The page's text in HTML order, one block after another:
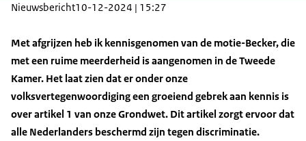
Nieuwsbericht10-12-2024 | 15:27
Met afgrijzen heb ik kennisgenomen van de motie-Becker, die
met een ruime meerderheid is aangenomen in de Tweede
Kamer. Het laat zien dat er onder onze
volksvertegenwoordiging een groeiend gebrek aan kennis is
over artikel 1 van onze Grondwet. Dit artikel zorgt ervoor dat
alle Nederlanders beschermd zijn tegen discriminatie.